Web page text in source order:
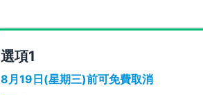
選項
8月19日(星期三)前可免費取消